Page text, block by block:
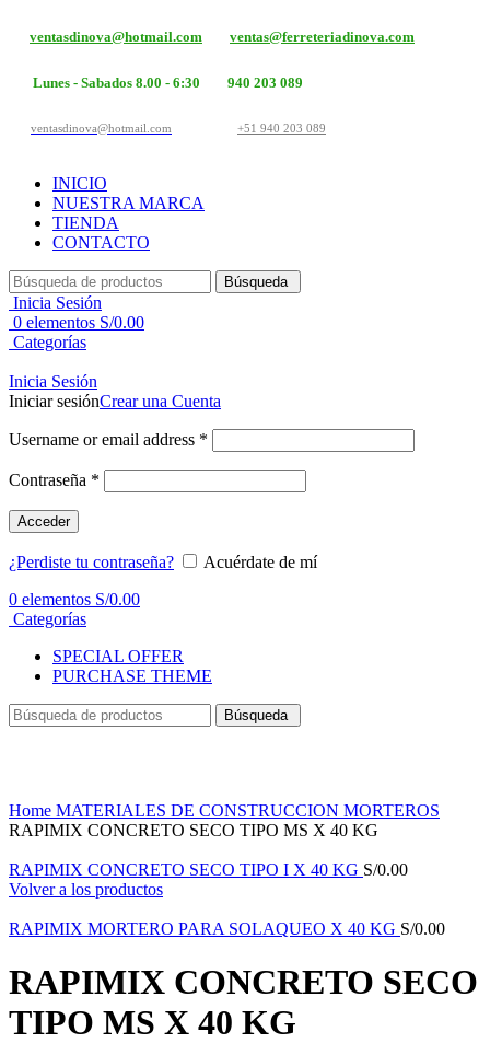
ventasdinova@hotmail.com ventas@ferreteriadinova.com
Lunes - Sabados 8.00 - 6:30 940 203 089
ventasdinova@hotmail.com +51 940 203 089
INICIO
NUESTRA MARCA
TIENDA
CONTACTO
Búsqueda
Inicia Sesión
0 elementos S/0.00
Categorías
Inicia Sesión
Iniciar sesiónCrear una Cuenta
Username or email address *
Contraseña *
Acceder
¿Perdiste tu contraseña?
Acuérdate de mí
0 elementos S/0.00
Categorías
SPECIAL OFFER
PURCHASE THEME
Búsqueda
Home MATERIALES DE CONSTRUCCION MORTEROS
RAPIMIX CONCRETO SECO TIPO MS X 40 KG
RAPIMIX CONCRETO SECO TIPO I X 40 KG S/0.00
Volver a los productos
RAPIMIX MORTERO PARA SOLAQUEO X 40 KG S/0.00
RAPIMIX CONCRETO SECO
TIPO MS X 40 KG